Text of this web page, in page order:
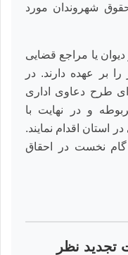
شهروندان مورد
یا مراجع قضایی
بر عهده دارند. در
طرح دعاوی اداری
و در نهایت با
استان اقدام نمایند.
گام نخست در احقاق
تجدید نظر